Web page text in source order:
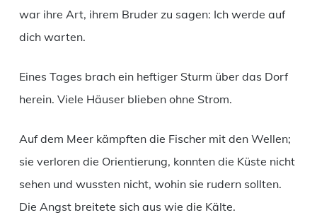
war ihre Art, ihrem Bruder zu sagen: Ich werde auf
dich warten.
Eines Tages brach ein heftiger Sturm über das Dorf
herein. Viele Häuser blieben ohne Strom.
Auf dem Meer kämpften die Fischer mit den Wellen;
sie verloren die Orientierung, konnten die Küste nicht
sehen und wussten nicht, wohin sie rudern sollten.
Die Angst breitete sich aus wie die Kälte.